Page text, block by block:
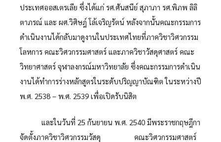
ประเทศออสเตรเลีย ซึ่งได้แก่ รศ.ศันสนีย์ สุภาภา รศ.พิภพ ลิลิ
ตาภรณ์ และ ผศ.วิศิษฎ์ โล้เจริญรัตน์ หลังจากนั้นคณะกรรมการ
ดำเนินงานได้กลับมาดูงานในประเทศไทยที่ภาควิชาวิศวกรรม
โลหการ คณะวิศวกรรมศาสตร์ และภาควิชาวัสดุศาสตร์ คณะ
วิทยาศาสตร์ จุฬาลงกรณ์มหาวิทยาลัย ซึ่งคณะกรรมการดำเนิน
งานได้ทำการร่างหลักสูตรในระดับปริญญาบัณฑิต ในระหว่างปี
พ.ศ. 2538 – พ.ศ. 2539 เพื่อเปิดรับนิสิต
และในวันที่ 25 กันยายน พ.ศ. 2540 มีพระราชกฤษฎีกา
จัดตั้งภาควิชาวิศวกรรมวัสดุ คณะวิศวกรรมศาสตร์